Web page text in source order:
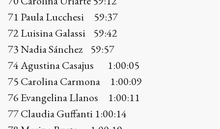
76 Evangelina Llanos 1:00:11
77 Claudia Guffanti 1:00:14
78 Marina Busto 1:00:19
79 Mariangel Capittani 1:00:23
80 Jorgelina Vázquez 1:00:24
81 Romina Zapata 1:00:43
82 María J. Heredia 1:00:45
83 María C. Garrido 1:00:52